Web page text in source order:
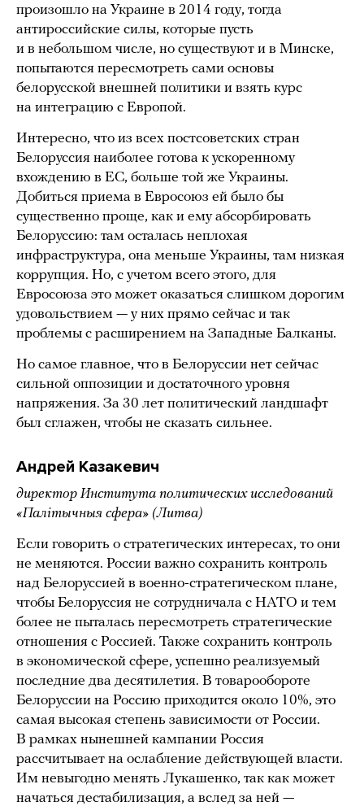
произошло на Украине в 2014 году, тогда
антироссийские силы, которые пусть
и в небольшом числе, но существуют и в Минске,
попытаются пересмотреть сами основы
белорусской внешней политики и взять курс
на интеграцию с Европой.
Интересно, что из всех постсоветских стран
Белоруссия наиболее готова к ускоренному
вхождению в ЕС, больше той же Украины.
Добиться приема в Евросоюз ей было бы
существенно проще, как и ему абсорбировать
Белоруссию: там осталась неплохая
инфраструктура, она меньше Украины, там низкая
коррупция. Но, с учетом всего этого, для
Евросоюза это может оказаться слишком дорогим
удовольствием — у них прямо сейчас и так
проблемы с расширением на Западные Балканы.
Но самое главное, что в Белоруссии нет сейчас
сильной оппозиции и достаточного уровня
напряжения. За 30 лет политический ландшафт
был сглажен, чтобы не сказать сильнее.
Андрей Казакевич
директор Института политических исследований
«Палітычныя сфера» (Литва)
Если говорить о стратегических интересах, то они
не меняются. России важно сохранить контроль
над Белоруссией в военно-стратегическом плане,
чтобы Белоруссия не сотрудничала с НАТО и тем
более не пыталась пересмотреть стратегические
отношения с Россией. Также сохранить контроль
в экономической сфере, успешно реализуемый
последние два десятилетия. В товарообороте
Белоруссии на Россию приходится около 10%, это
самая высокая степень зависимости от России.
В рамках нынешней кампании Россия
рассчитывает на ослабление действующей власти.
Им невыгодно менять Лукашенко, так как может
начаться дестабилизация, а вслед за ней —